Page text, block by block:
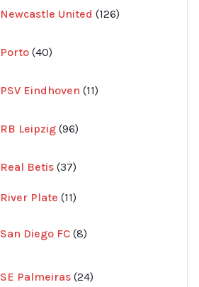
Newcastle United 126
produkter
Porto 40
produkter
PSV Eindhoven 11
produkter
RB Leipzig 96
produkter
Real Betis 37
produkter
River Plate 1111
San Diego FC 8produkter
SE Palmeiras 24